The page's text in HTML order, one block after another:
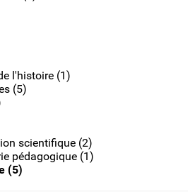
l'histoire (1)
(5)
scientifique (2)
pédagogique (1)
(5)